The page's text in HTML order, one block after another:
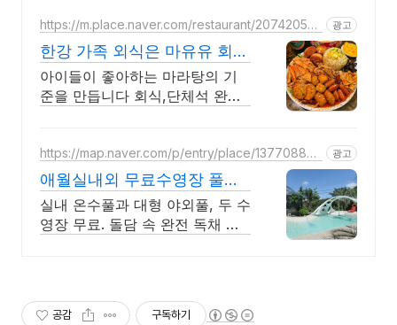
https://m.place.naver.com/restaurant/207420536
광고
한강 가족 외식은 마유유 회
식,외식,데이트에 강추
아이들이 좋아하는 마라탕의 기
준을 만듭니다 회식,단체석 완비!
https://map.naver.com/p/entry/place/137708803
광고
애월실내외 무료수영장 풀빌
라 반려견 동반 이국적 감성숙
소
실내 온수풀과 대형 야외풀, 두 수
영장 무료. 돌담 속 완전 독채 애
공감 구독하기